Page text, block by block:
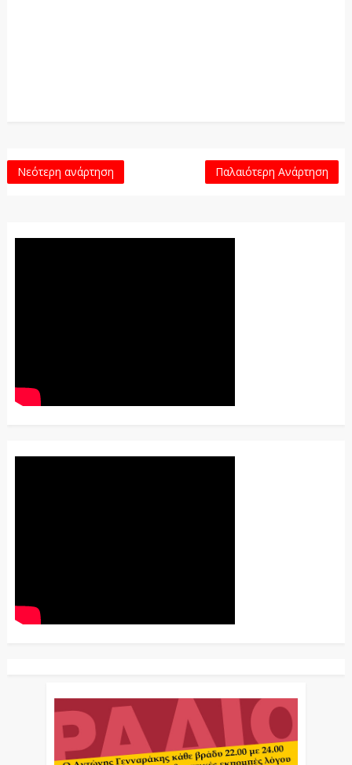
Νεότερη ανάρτηση Παλαιότερη Ανάρτηση